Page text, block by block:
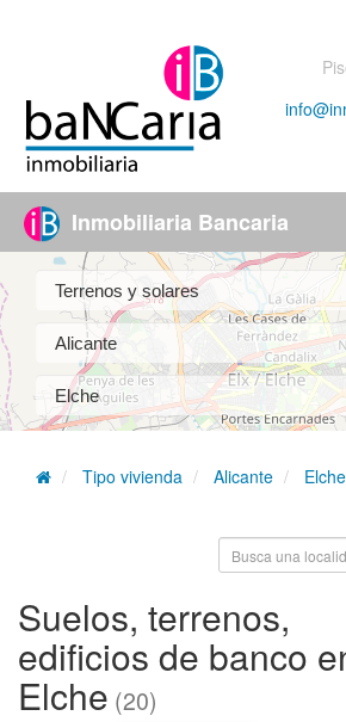
Inmobiliaria Bancaria
Tipo vivienda Alicante Elche
Suelos, terrenos,
edificios de banco
Elche (20)